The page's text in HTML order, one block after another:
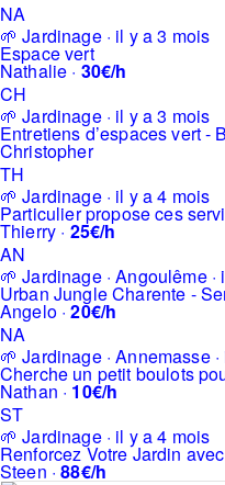
NA
🌱 Jardinage · il y a 3 mois
Espace vert
Nathalie · 30€/h
CH
🌱 Jardinage · il y a 3 mois
Entretiens d’espaces vert -
Christopher
TH
🌱 Jardinage · il y a 4 mois
Particulier propose ces
Thierry · 25€/h
AN
🌱 Jardinage · Angoulême
Urban Jungle Charente -
Angelo ·20€/h
NA
🌱 Jardinage · Annemasse
Cherche un petit boulots
Nathan · 10€/h
ST
🌱 Jardinage · il y a 4 mois
Renforcez Votre Jardin
Steen ·88€/h